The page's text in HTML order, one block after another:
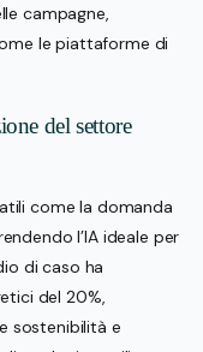
campagne,
le piattaforme di
del settore
come la domanda
l’IA ideale per
di caso ha
del 20%,
sostenibilità e